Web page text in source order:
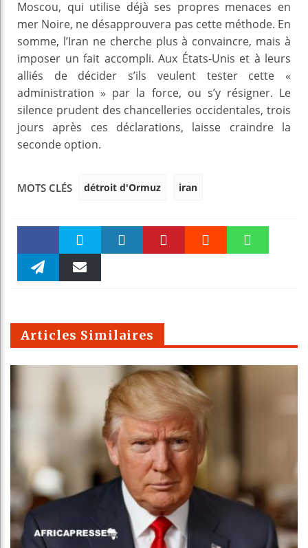
Moscou, qui utilise déjà ses propres menaces en
mer Noire, ne désapprouvera pas cette méthode. En
somme, l’Iran ne cherche plus à convaincre, mais à
imposer un fait accompli. Aux États-Unis et à leurs
alliés de décider s’ils veulent tester cette «
administration » par la force, ou s’y résigner. Le
silence prudent des chancelleries occidentales, trois
jours après ces déclarations, laisse craindre la
seconde option.
MOTS CLÉS détroit d'Ormuz iran
Faceboo Twitter
m
Articles Similaires